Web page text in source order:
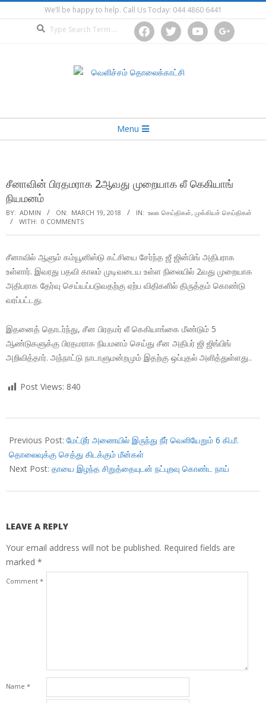
to
We’ll be happy to help. Call Us Today: 044 4860 6441
facebooktwitter youtube google
Menu
சீனாவின் பிரதமராக 2ஆவது முறையாக லீ கெகியாங்
நியமனம்
BY: ADMIN ON: MARCH 19, 2018 IN: உலக செய்திகள், முக்கியச் செய்திகள்
WITH: 0 COMMENTS
சீனாவில் ஆளும் கம்யூனிஸ்டு கட்சியை சேர்ந்த ஜீ ஜின்பிங் அதிபராக
உள்ளார். இவரது பதவி காலம் முடிவடைய உள்ள நிலையில் 2வது முறையாக
அதிபராக தேர்வு செய்யப்படுவதற்கு ஏற்ப விதிகளில் திருத்தம் கொண்டு
வரப்பட்டது.
இதனைத் தொடர்ந்து, சீன பிரதமர் லீ கெகியாங்கை மீண்டும் 5
ஆண்டுகளுக்கு பிரதமராக நியமனம் செய்து சீன அதிபர் ஜி ஜிங்பிங்
அறிவித்தார். அந்நாட்டு நாடாளுமன்றமும் இதற்கு ஒப்புதல் அளித்துள்ளது..
Post Views: 840
03-
19
Previous Post: மேட்டூர் அணையில் இருந்து நீர் வெளியேறும் 6 கி.மீ.
தொலைவுக்கு செத்து கிடக்கும் மீன்கள்
Next Post: தாயை இழந்த சிறுத்தையுடன் நட்புறவு கொண்ட நாய்
LEAVE A REPLY
Your email address will not be published. Required fields are
marked *
Comment *
Name *